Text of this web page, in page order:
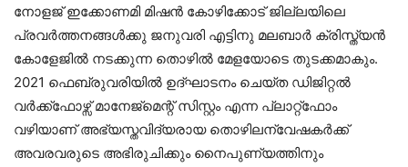
നോളജ് ഇക്കോണമി മിഷന്‍ കോഴിക്കോട് ജില്ലയിലെ
പ്രവര്‍ത്തനങ്ങള്‍ക്കു ജനുവരി എട്ടിനു മലബാര്‍ ക്രിസ്ത്യന്‍
കോളേജില്‍ നടക്കുന്ന തൊഴില്‍ മേളയോടെ തുടക്കമാകും.
2021 ഫെബ്രുവരിയില്‍ ഉദ്ഘാടനം ചെയ്ത ഡിജിറ്റല്‍
വര്‍ക്ക്ഫോഴ്സ് മാനേജ്മെന്റ് സിസ്റ്റം എന്ന പ്ലാറ്റ്‌ഫോം
വഴിയാണ് അഭ്യസ്തവിദ്യരായ തൊഴിലന്വേഷകര്‍ക്ക്
അവരവരുടെ അഭിരുചിക്കും നൈപുണ്യത്തിനും